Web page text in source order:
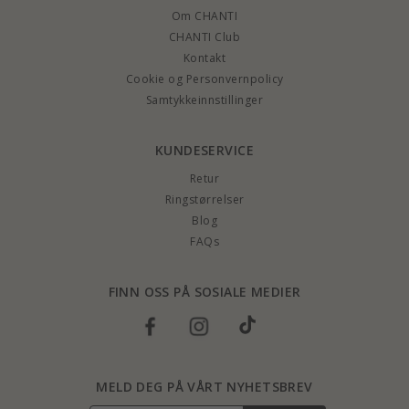
Om CHANTI
CHANTI Club
Kontakt
Cookie og Personvernpolicy
Samtykkeinnstillinger
KUNDESERVICE
Retur
Ringstørrelser
Blog
FAQs
FINN OSS PÅ SOSIALE MEDIER
MELD DEG PÅ VÅRT NYHETSBREV